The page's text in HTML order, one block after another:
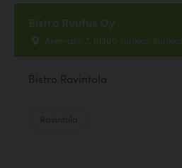
Bistro Ruufus Oy
Asematie 7, 61300 kurikka, Kurikka
Bistro Ravintola